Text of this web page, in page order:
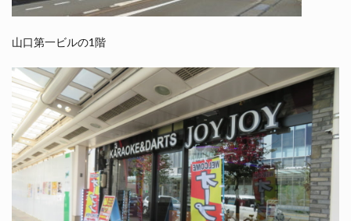
山口第一ビルの1階